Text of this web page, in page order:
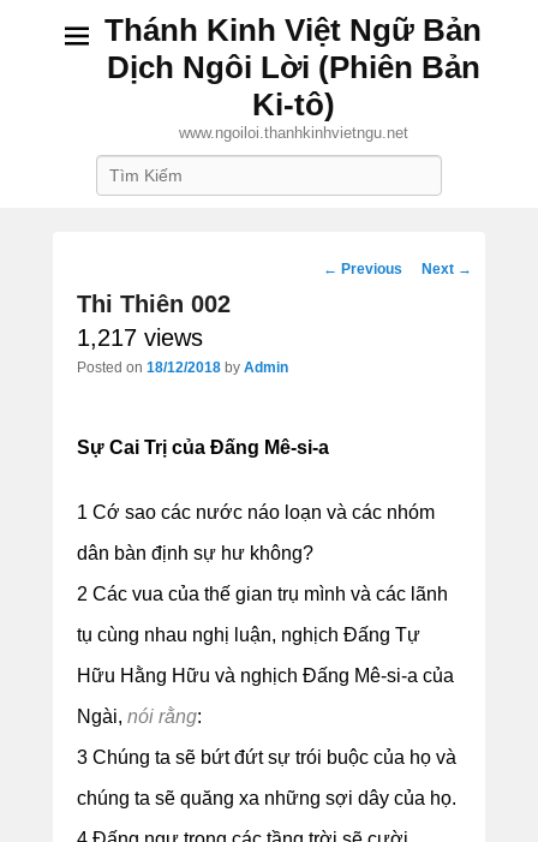
Thánh Kinh Việt Ngữ Bản
Dịch Ngôi Lời (Phiên Bản
Ki-tô)
www.ngoiloi.thanhkinhvietngu.net
Post
← Previous Next →
Thi Thiên 002
1,217 views
Posted on 18/12/2018 by Admin
Sự Cai Trị của Đấng Mê-si-a
1 Cớ sao các nước náo loạn và các nhóm
dân bàn định sự hư không?
2 Các vua của thế gian trụ mình và các lãnh
tụ cùng nhau nghị luận, nghịch Đấng Tự
Hữu Hằng Hữu và nghịch Đấng Mê-si-a của
Ngài, nói rằng:
3 Chúng ta sẽ bứt đứt sự trói buộc của họ và
chúng ta sẽ quăng xa những sợi dây của họ.